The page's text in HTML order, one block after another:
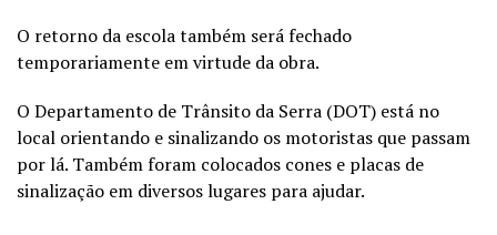
O retorno da escola também será fechado
temporariamente em virtude da obra.
O Departamento de Trânsito da Serra (DOT) está no
local orientando e sinalizando os motoristas que passam
por lá. Também foram colocados cones e placas de
sinalização em diversos lugares para ajudar.